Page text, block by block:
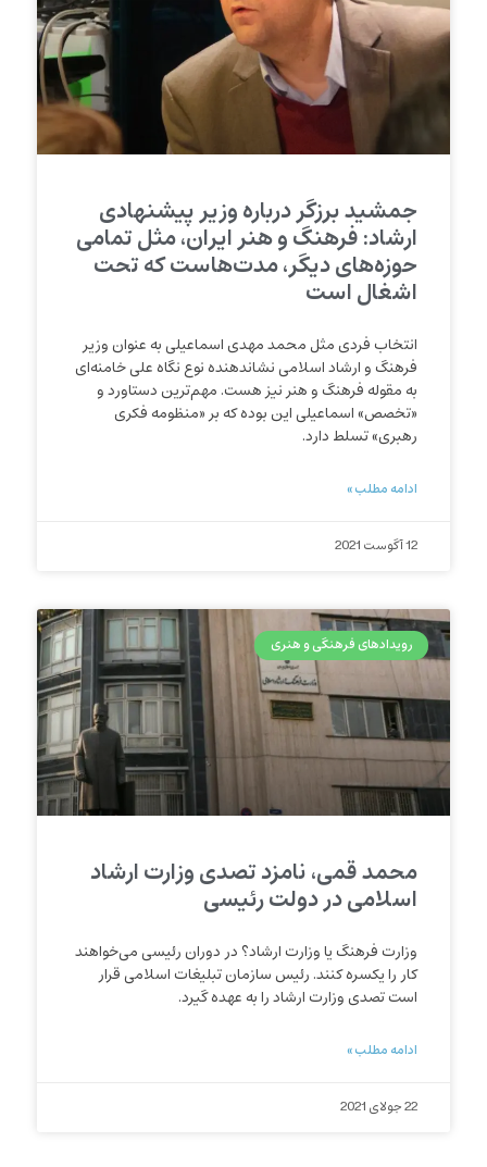
جمشید برزگر درباره وزیر پیشنهادی
ارشاد: فرهنگ و هنر ایران، مثل تمامی
حوزه‌های دیگر، مدت‌هاست که تحت
اشغال است
انتخاب فردی مثل محمد مهدی اسماعیلی به عنوان وزیر
فرهنگ و ارشاد اسلامی نشاندهنده نوع نگاه علی خامنه‌ای
به مقوله فرهنگ و هنر نیز هست. مهم‌ترین دستاورد و
«تخصص» اسماعیلی این بوده که بر «منظومه فکری
رهبری» تسلط دارد.
ادامه مطلب »
12 آگوست 2021
رویدادهای فرهنگی و هنری
محمد قمی، نامزد تصدی وزارت ارشاد
اسلامی در دولت رئیسی
وزارت فرهنگ یا وزارت ارشاد؟ در دوران رئیسی می‌خواهند
کار را یکسره ‌کنند. رئیس سازمان تبلیغات اسلامی قرار
است تصدی وزارت ارشاد را به عهده گیرد.
ادامه مطلب »
22 جولای 2021